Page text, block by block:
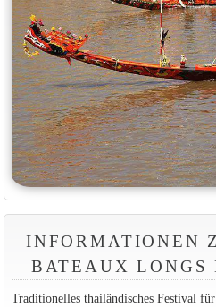
INFORMATIONEN
BATEAUX LONGS
Traditionelles thailändisches Festival